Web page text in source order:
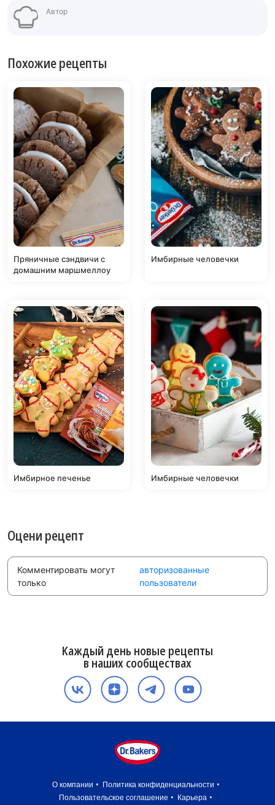
Автор
Похожие рецепты
Пряничные сэндвичи с
домашним маршмеллоу
Имбирные человечки
Имбирное печенье Имбирные человечки
Оцени рецепт
Комментировать могут
только
авторизованные
пользователи
Каждый день новые рецепты
в наших сообществах
О компании
Политика конфиденциальности
Пользовательское соглашение
Карьера